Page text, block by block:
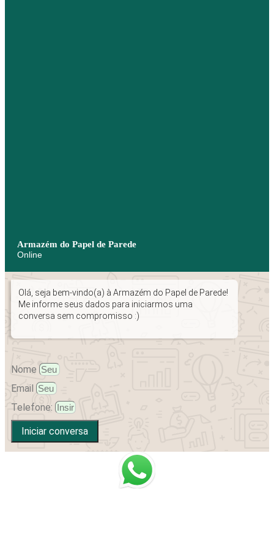
Armazém do Papel de Parede
Online
Olá, seja bem-vindo(a) à Armazém do Papel de Parede!
Me informe seus dados para iniciarmos uma
conversa sem compromisso :)
Nome
Email
Telefone:
Iniciar conversa